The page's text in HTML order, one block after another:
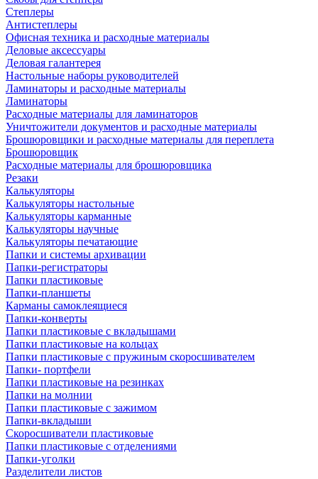
Степлеры
Антистеплеры
Офисная техника и расходные материалы
Деловые аксессуары
Деловая галантерея
Настольные наборы руководителей
Ламинаторы и расходные материалы
Ламинаторы
Расходные материалы для ламинаторов
Уничтожители документов и расходные материалы
Брошюровщики и расходные материалы для переплета
Брошюровщик
Расходные материалы для брошюровщика
Резаки
Калькуляторы
Калькуляторы настольные
Калькуляторы карманные
Калькуляторы научные
Калькуляторы печатающие
Папки и системы архивации
Папки-регистраторы
Папки пластиковые
Папки-планшеты
Карманы самоклеящиеся
Папки-конверты
Папки пластиковые с вкладышами
Папки пластиковые на кольцах
Папки пластиковые с пружиным скоросшивателем
Папки- портфели
Папки пластиковые на резинках
Папки на молнии
Папки пластиковые с зажимом
Папки-вкладыши
Скоросшиватели пластиковые
Папки пластиковые с отделениями
Папки-уголки
Разделители листов